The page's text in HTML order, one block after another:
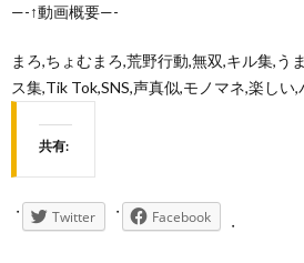
—-↑動画概要—-
まろ,ちょむまろ,荒野行動,無双,キル集,う
ス集,Tik Tok,SNS,声真似,モノマネ,楽しい,
共有:
Twitter Facebook